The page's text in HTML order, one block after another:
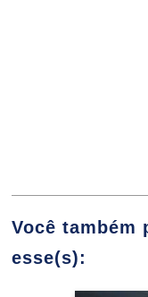
Você também
esse(s):